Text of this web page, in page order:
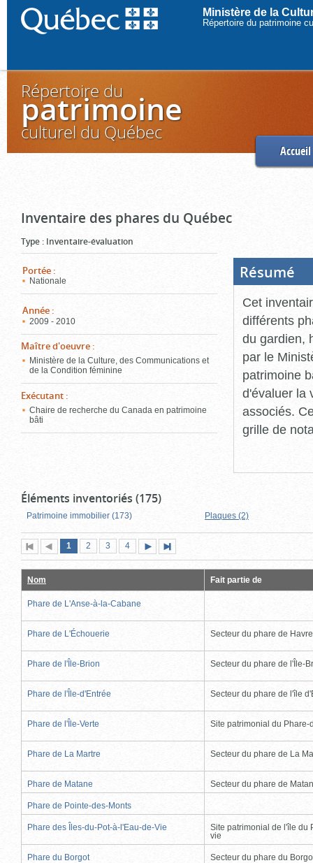
Ministère de la
Répertoire du patrimoine
Répertoire du
patrimoine
culturel du Québec
Accueil
Inventaire des phares du Québec
Type : Inventaire-évaluation
Portée :
Nationale
Année :
2009 - 2010
Maître d'oeuvre :
Ministère de la Culture, des Communications et
de la Condition féminine
Exécutant :
Chaire de recherche du Canada en patrimoine
bâti
Résumé
Cet
différents
du gardien,
par le
patrimoine
d'évaluer la
associés.
grille de
Éléments inventoriés (175)
Patrimoine immobilier (173) Plaques (2)
Première
page
Page
précédente
Page
1 (page
actuelle)
Page
2 Page
3 Page
4
suivante
page
Nom Fait partie de
Phare de L'Anse-à-la-Cabane
Phare de L'Échouerie Secteur du phare de
Phare de l'Île-Brion Secteur du phare de l'Île-
Phare de l'Île-d'Entrée Secteur du phare de l'île
Phare de l'Île-Verte Site patrimonial du Phare-
Phare de La Martre Secteur du phare de La
Phare de Matane Secteur du phare de
Phare de Pointe-des-Monts
Phare des Îles-du-Pot-à-l'Eau-de-Vie
Site patrimonial de l'île du
vie
Phare du Borgot Secteur du phare du